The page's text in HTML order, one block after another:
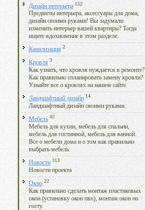
Дизайн интерьера 152
Предметы интерьера, аксессуары для дома,
дизайн своими руками! Вы задумали
изменить интерьер вашей квартиры? Тогда
ищите вдохновение в этом разделе.
Канализация 2
Кровля 3
Как узнать, что кровля нуждается в ремонте?
Как правильно спланировать замену кровли?
Узнайте все о кровлях на нашем сайте.
Ландшафтный дизайн 14
Ландшафтный дизайн своими руками.
Мебель 42
Мебель для кухни, мебель для спальни,
мебель для гостинной, мебель для ванной.
Все о мебели дома и о том как правильно
выбрать мебель.
Новости 113
Новости проекта
Окно 22
Как правильно сделать монтаж пластиковых
окон (установку окон пвх), монтаж окон по
госту.